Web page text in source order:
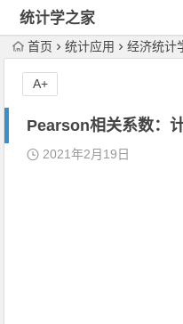
统计学之家
首页 统计应用 经济统计
Pearson相关系数：
2021年2月19日
A+